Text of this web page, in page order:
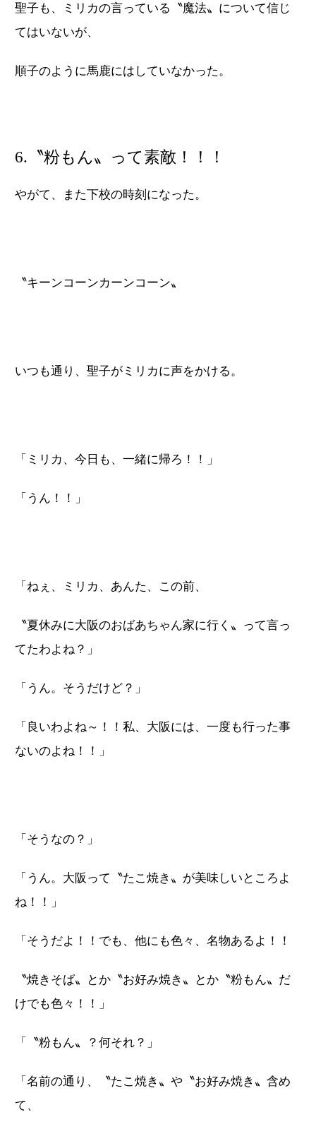
聖子も、ミリカの言っている〝魔法〟について信じ
てはいないが、
順子のように馬鹿にはしていなかった。
6.〝粉もん〟って素敵！！！
やがて、また下校の時刻になった。
〝キーンコーンカーンコーン〟
いつも通り、聖子がミリカに声をかける。
「ミリカ、今日も、一緒に帰ろ！！」
「うん！！」
「ねぇ、ミリカ、あんた、この前、
〝夏休みに大阪のおばあちゃん家に行く〟って言っ
てたわよね？」
「うん。そうだけど？」
「良いわよね～！！私、大阪には、一度も行った事
ないのよね！！」
「そうなの？」
「うん。大阪って〝たこ焼き〟が美味しいところよ
ね！！」
「そうだよ！！でも、他にも色々、名物あるよ！！
〝焼きそば〟とか〝お好み焼き〟とか〝粉もん〟だ
けでも色々！！」
「〝粉もん〟？何それ？」
「名前の通り、〝たこ焼き〟や〝お好み焼き〟含め
て、